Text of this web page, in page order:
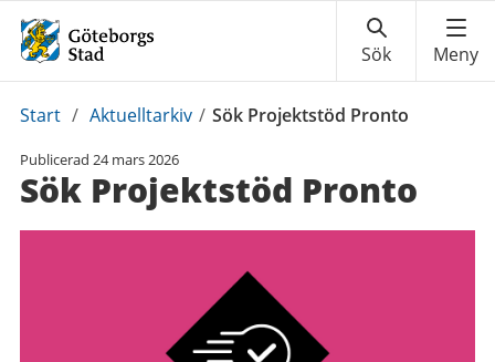
Du
här:
Start / Aktuelltarkiv / Sök Projektstöd Pronto
Publicerad 24 mars 2026
Sök Projektstöd Pronto